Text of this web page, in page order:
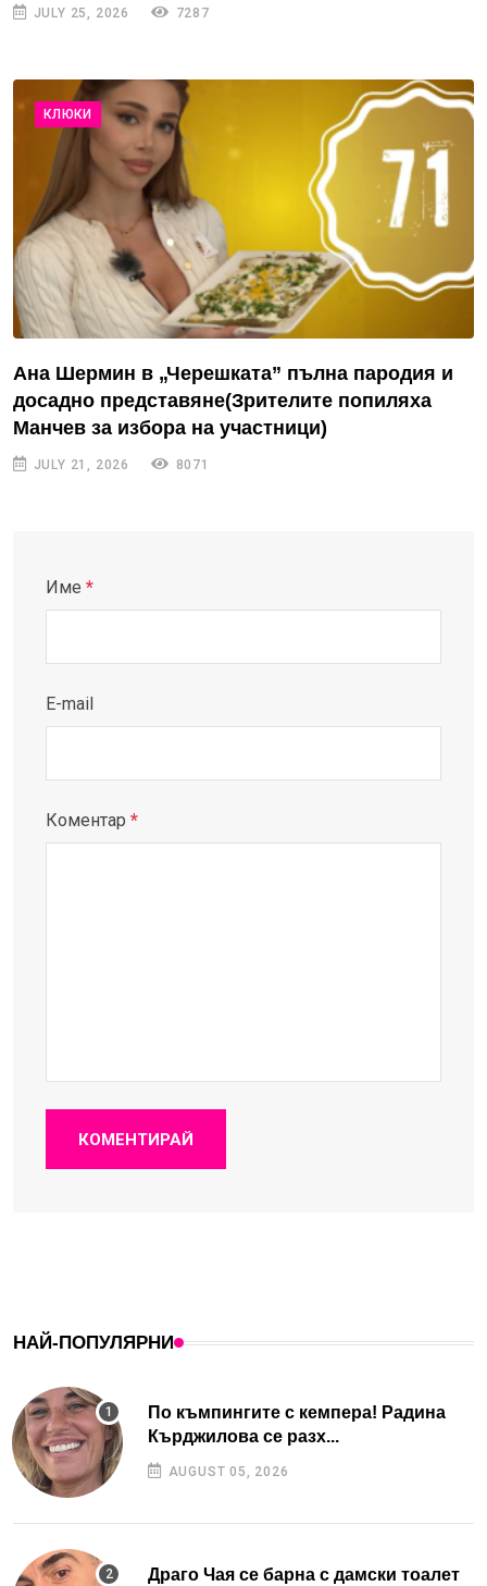
JULY 25, 2026 7287
КЛЮКИ
Ана Шермин в „Черешката” пълна пародия и
досадно представяне(Зрителите попиляха
Манчев за избора на участници)
JULY 21, 2026 8071
Име *
E-mail
Коментар *
КОМЕНТИРАЙ
НАЙ-ПОПУЛЯРНИ
По къмпингите с кемпера! Радина
Кърджилова се разх...
AUGUST 05, 2026
Драго Чая се барна с дамски тоалет